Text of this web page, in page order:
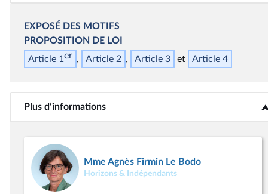
EXPOSÉ DES MOTIFS
PROPOSITION DE LOI
Article 1er Article 2 Article 3 Article 4
Plus d’informations<b>Plus d’informations</b>
Mme Agnès Firmin Le Bodo
Horizons & Indépendants